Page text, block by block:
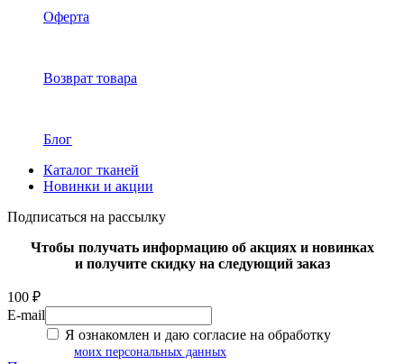
Оферта
Возврат товара
Блог
Каталог тканей
Новинки и акции
Подписаться на рассылку
Чтобы получать информацию об акциях и новинках
и получите скидку на следующий заказ
100 ₽
E-mail
Я ознакомлен и даю согласие на обработку
моих персональных данных